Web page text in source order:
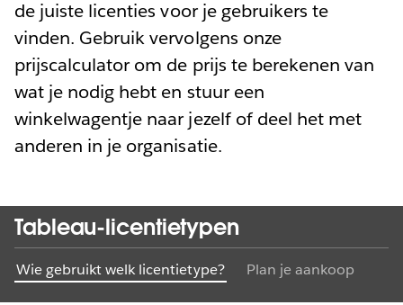
de juiste licenties voor je gebruikers te
vinden. Gebruik vervolgens onze
prijscalculator om de prijs te berekenen van
wat je nodig hebt en stuur een
winkelwagentje naar jezelf of deel het met
anderen in je organisatie.
Tableau-licentietypen
Wie gebruikt welk licentietype? Plan je aankoop